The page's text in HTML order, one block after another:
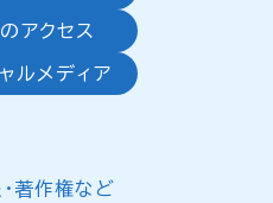
アクセス
ルメディア
著作権など